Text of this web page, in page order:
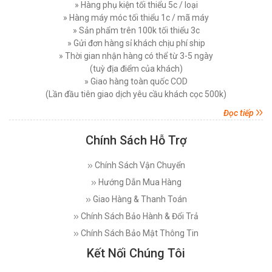
Các Lỗi Phổ Biến Khi Sử Dụng Máy Cắt Vải
Đứng Và Cách Khắc Phục
Thứ bảy, 15/11/2025
Top 5 Loại Máy Cắt Vải Cầm Tay Tốt Nhất Hiện
Nay - Nên Mua Loại Nào ?
Thứ ba, 11/11/2025
Máy Cắt Dây Đai Tự Động Là Gì? Cách Vận
Thứ bảy, 25/10/2025
So Sánh Máy Khâu Bao Cầm Tay Dùng Điện Và
Dùng Pin – Nên Chọn Loại Nào?
Thứ bảy, 04/10/2025
So Sánh Máy Khâu Bao Có Bình Dầu Và Không
Thứ tư, 24/09/2025
Đăng nhập để xem giá sỉ
Giá bán lẻ: 7.450.000đ
MÁY CẮT VẢI ĐỨNG PHILPS 08 INCH, CÔNG
SUẤT 1600W
Đăng nhập để xem giá sỉ
Giá bán lẻ:
10.750.000đ
MÁY CẮT VẢI ĐỨNG EASTMAN 627X 08 INCH (
Đăng nhập để xem giá sỉ
Giá bán lẻ:17.800.000đ
MÁY CẮT VẢI ĐỨNG DAYANG CDZ-103 10 INCH
750W
Đăng nhập để xem giá sỉ
Giá bán lẻ: 7.750.000đ
Chính Sách Hỗ Trợ
Chính Sách Vận Chuyển
Hướng Dẫn Mua Hàng
Giao Hàng & Thanh Toán
Chính Sách Bảo Hành & Đổi Trả
Chính Sách Bảo Mật Thông Tin
» Hàng phụ kiện tối thiểu 5c / loại
» Hàng máy móc tối thiểu 1c / mã máy
» Sản phẩm trên 100k tối thiểu 3c
» Gửi đơn hàng sỉ khách chịu phí ship
» Thời gian nhận hàng có thể từ 3-5 ngày
(tuỳ địa điểm của khách)
» Giao hàng toàn quốc COD
(Lần đầu tiên giao dịch yêu cầu khách cọc 500k)
Đọc tiếp
Kết Nối Chúng Tôi